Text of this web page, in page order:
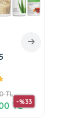
TL
-%33
TL